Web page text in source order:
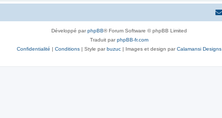
Développé parphpBB® Forum Software © phpBB Limited
Traduit parphpBB-fr.com
Confidentialité | Conditions| Style parbuzuc| Images et design parCalamansi Designs